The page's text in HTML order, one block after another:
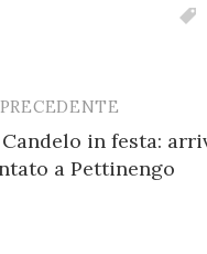
in festa:
a Pettinengo